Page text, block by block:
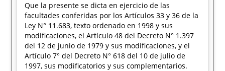
Que la presente se dicta en ejercicio de las
facultades conferidas por los Artículos 33 y 36 de la
Ley N° 11.683, texto ordenado en 1998 y sus
modificaciones, el Artículo 48 del Decreto N° 1.397
del 12 de junio de 1979 y sus modificaciones, y el
Artículo 7° del Decreto N° 618 del 10 de julio de
1997, sus modificatorios y sus complementarios.